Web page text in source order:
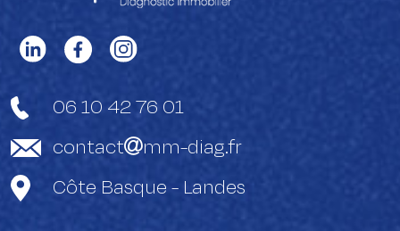
06 10 42 76 01
contact
mm-diag.fr
Côte Basque - Landes